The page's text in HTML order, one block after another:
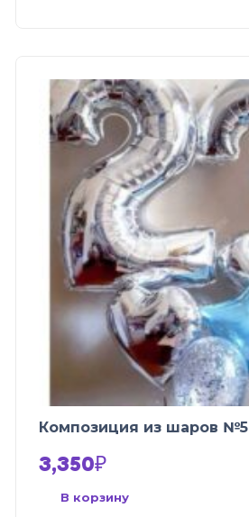
Композиция из шаров №5
3,350₽
В корзину